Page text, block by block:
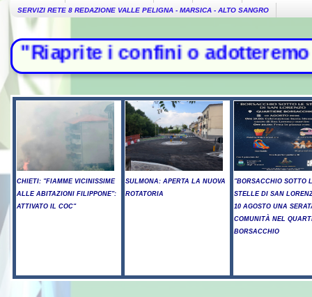
SERVIZI RETE 8 REDAZIONE VALLE PELIGNA - MARSICA - ALTO SANGRO
confini o adotteremo
CHIETI: "FIAMME VICINISSIME
ALLE ABITAZIONI FILIPPONE":
ATTIVATO IL COC"
SULMONA: APERTA LA NUOVA
ROTATORIA
"BORSACCHIO SOTTO
STELLE DI SAN
10 AGOSTO UNA
COMUNITÀ NEL
BORSACCHIO